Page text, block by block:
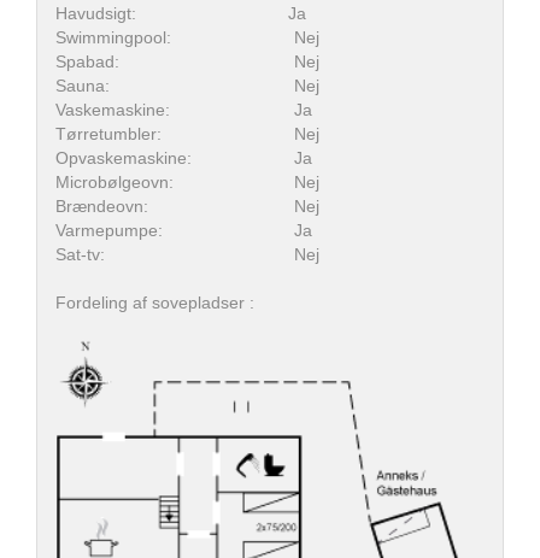
Havudsigt:
Ja
Swimmingpool:
Nej
Spabad:
Nej
Sauna:
Nej
Vaskemaskine:
Ja
Tørretumbler:
Nej
Opvaskemaskine:
Ja
Microbølgeovn:
Nej
Brændeovn:
Nej
Varmepumpe:
Ja
Sat-tv:
Nej
Fordeling af sovepladser :